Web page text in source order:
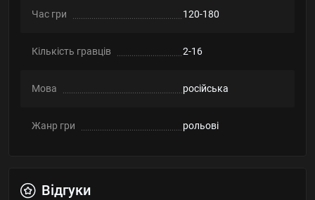
Час гри 120-180
Кількість гравців 2-16
Мова російська
Жанр гри рольові
Відгуки